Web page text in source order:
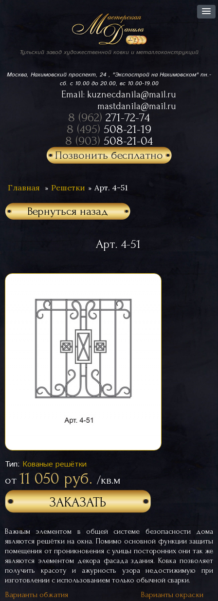
Тульский завод художественной ковки и металлоконструкций
Москва, Нахимовский проспект, 24 , "Экспострой на Нахимовском"пн.-
сб. с 10.00 до 20.00, вс 10.00-19.00
Email: kuznecdanila@mail.ru
mastdanila@mail.ru
8 (962) 271-72-74
8 (495) 508-21-19
8 (903) 508-21-04
Позвонить бесплатно
Главная Решетки Арт. 4-51
Вернуться назад
Арт. 4-51
Тип: Кованые решётки
от 11 050 руб. /кв.м
ЗАКАЗАТЬ
Важным элементом в общей системе безопасности дома
являются решётки на окна. Помимо основной функции защиты
помещения от проникновения с улицы посторонних они так же
являются элементом декора фасада здания. Ковка позволяет
получить красоту и ажурность узора недостижимую при
изготовлении с использованием только обычной сварки.
Варианты обжатия
Варианты окраски